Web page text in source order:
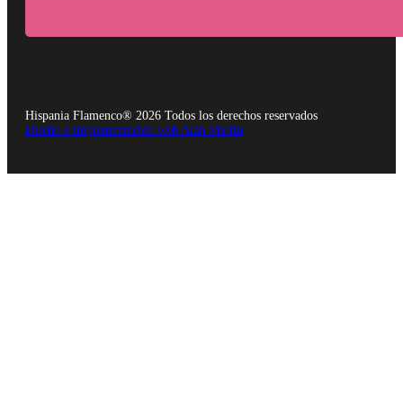
Hispania Flamenco® 2026 Todos los derechos reservados
Diseño e implementación web Alan Martín